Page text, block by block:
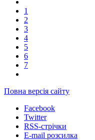
1
2
3
4
5
6
7
Повна версія сайту
Facebook
Twitter
RSS-стрічки
E-mail розсилка